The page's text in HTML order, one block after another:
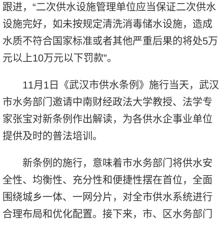
跟进，“二次供水设施管理单位应当保证二次供水
设施完好，如未按规定清洗消毒储水设施，造成
水质不符合国家标准或者其他严重后果的将处5万
元以上10万元以下罚款”。
11月1日《武汉市供水条例》施行当天，武汉
市水务部门邀请中南财经政法大学教授、法学专
家张宝对新条例作出解读，为各供水企事业单位
提供及时的普法培训。
新条例的施行，意味着市水务部门将供水安
全性、均衡性、充分性和便捷性摆在首位，全面
围绕城乡一体、一网分片，对全市供水系统进行
合理布局和优化配置。接下来，市、区水务部门